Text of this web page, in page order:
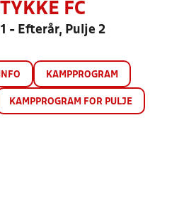
FC
- Efterår, Pulje 2
INFO KAMPPROGRAM
KAMPPROGRAM FOR PULJE